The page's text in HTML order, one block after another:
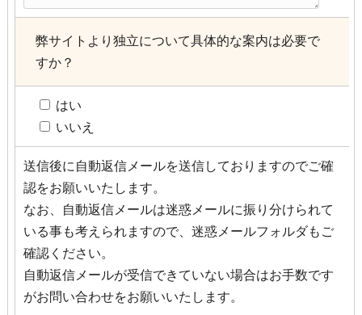
弊サイトより独立について具体的な案内は必要で
すか？
はい
いいえ
送信後に自動返信メールを送信しておりますのでご確
認をお願いいたします。
なお、自動返信メールは迷惑メールに振り分けられて
いる事も考えられますので、迷惑メールフォルダもご
確認ください。
自動返信メールが受信できていない場合はお手数です
がお問い合わせをお願いいたします。